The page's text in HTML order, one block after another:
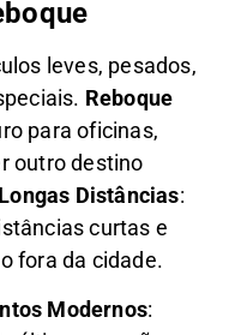
leves, pesados,
Reboque
para oficinas,
outro destino
Distâncias:
curtas e
fora da cidade.
Modernos: